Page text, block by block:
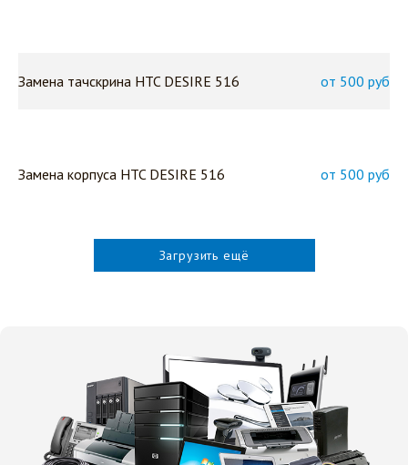
Замена тачскрина HTC DESIRE 516 от 500 руб
Замена корпуса HTC DESIRE 516 от 500 руб
Загрузить ещё